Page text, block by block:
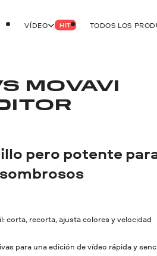
VÍDEO HIT TODOS LOS
MOVAVI
pero potente
corta, recorta, ajusta colores y velocidad
para una edición de vídeo rápida y